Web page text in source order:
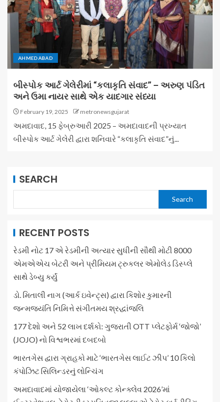
AHMEDABAD
બીસ્પોક આર્ટ ગેલેરીમાં “કલાકૃતિ સંવાદ” – અરુણ પંડિત
અને ઉમા નાયર સાથે એક યાદગાર સંધ્યા
February 19, 2025 metronewsgujarat
અમદાવાદ, 15 ફેબ્રુઆરી 2025 – અમદાવાદની પ્રખ્યાત
બીસ્પોક આર્ટ ગેલેરી દ્વારા શનિવારે “કલાકૃતિ સંવાદ”નું...
SEARCH
Search
RECENT POSTS
રેડમી નોટ 17 એ રેડમીની અત્યાર સુધીની સૌથી મોટી 8000
એમએએચ બેટરી અને પ્રીમિયમ ટ્રુકલર એમોલેડ ડિસ્પ્લે
સાથે ડેબ્યુ કર્યું
ડો. મિતાલી નાગ (આર્ક ઇવેન્ટ્સ) દ્વારા કિશોર કુમારની
જન્મજયંતિ નિમિત્તે સંગીતમય શ્રદ્ધાંજલિ
177 દેશો અને 52 લાખ દર્શકો: ગુજરાતી OTT પ્લેટફોર્મ ‘જોજો’
(JOJO) નો વિશ્વભરમાં દબદબો
ભારતગેસ દ્વારા ગ્રાહકો માટે ‘ભારતગેસ લાઈટ ઝીપ’ 10 કિલો
કંપોઝિટ સિલિન્ડરનું લોન્ચિંગ
અમદાવાદમાં યોજાયેલા ‘ઓકલ્ટ કોન્ક્લેવ 2026’માં